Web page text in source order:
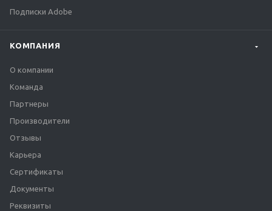
Подписки Adobe
КОМПАНИЯ
О компании
Команда
Партнеры
Производители
Отзывы
Карьера
Сертификаты
Документы
Реквизиты